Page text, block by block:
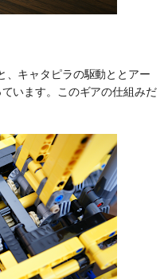
、キャタピラの駆動ととアー
います。このギアの仕組みだ